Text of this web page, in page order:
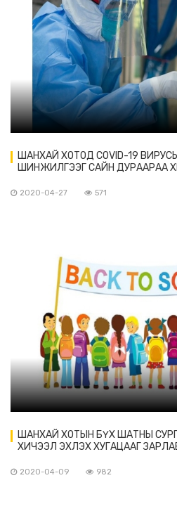
ШАНХАЙ ХОТОД COVID-19
ШИНЖИЛГЭЭГ САЙН ДУРААРАА
2020-04-27 571
ШАНХАЙ ХОТЫН БҮХ ШАТНЫ
ХИЧЭЭЛ ЭХЛЭХ ХУГАЦААГ
2020-04-09 982